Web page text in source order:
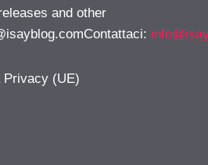
and other
:
Privacy (UE)